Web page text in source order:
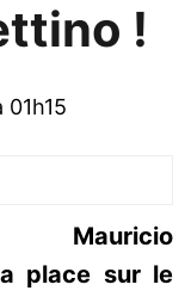
!
place sur le